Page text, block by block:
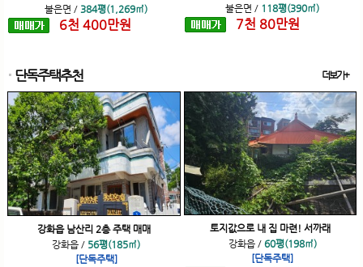
불은면 / 384평(1,269㎡)
6천 400만원
불은면 / 118평(390㎡)
7천 80만원
단독주택추천 더보기+
강화읍 남산리 2층 주택 매매
강화읍 / 56평(185㎡)
[단독주택]
토지값으로 내 집 마련! 서까래
강화읍/ 60평(198㎡)
[단독주택]